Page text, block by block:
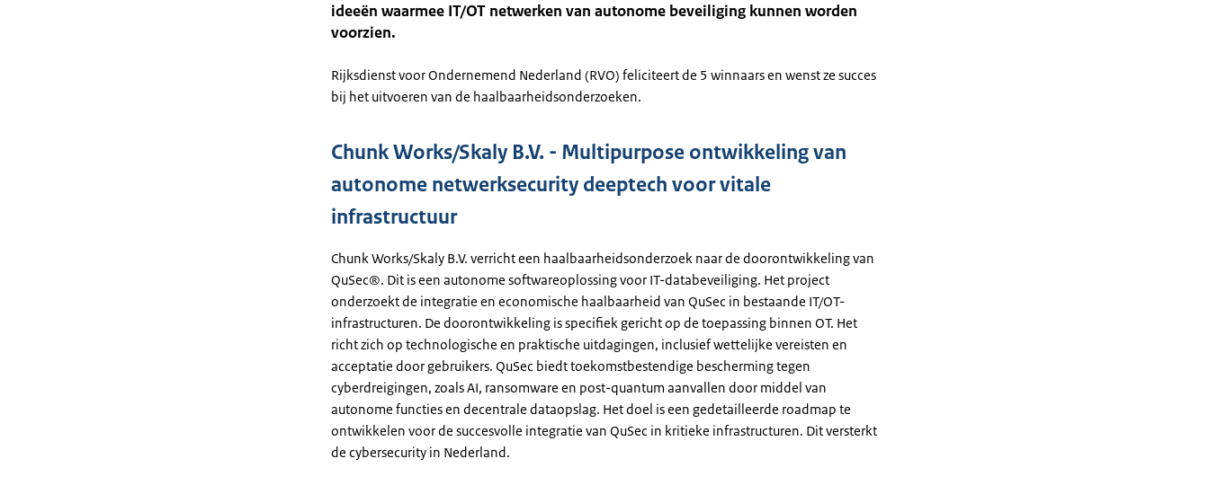
ideeën waarmee IT/OT netwerken van autonome beveiliging kunnen worden
voorzien.
Rijksdienst voor Ondernemend Nederland (RVO) feliciteert de 5 winnaars en wenst ze succes
bij het uitvoeren van de haalbaarheidsonderzoeken.
Chunk Works/Skaly B.V. - Multipurpose ontwikkeling van
autonome netwerksecurity deeptech voor vitale
infrastructuur
Chunk Works/Skaly B.V. verricht een haalbaarheidsonderzoek naar de doorontwikkeling van
QuSec®. Dit is een autonome softwareoplossing voor IT-databeveiliging. Het project
onderzoekt de integratie en economische haalbaarheid van QuSec in bestaande IT/OT-
infrastructuren. De doorontwikkeling is specifiek gericht op de toepassing binnen OT. Het
richt zich op technologische en praktische uitdagingen, inclusief wettelijke vereisten en
acceptatie door gebruikers. QuSec biedt toekomstbestendige bescherming tegen
cyberdreigingen, zoals AI, ransomware en post-quantum aanvallen door middel van
autonome functies en decentrale dataopslag. Het doel is een gedetailleerde roadmap te
ontwikkelen voor de succesvolle integratie van QuSec in kritieke infrastructuren. Dit versterkt
de cybersecurity in Nederland.